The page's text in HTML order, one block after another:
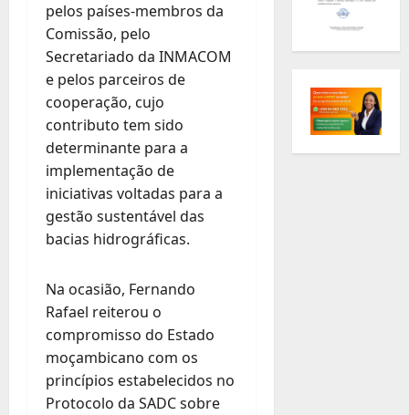
pelos países-membros da
Comissão, pelo
Secretariado da INMACOM
e pelos parceiros de
cooperação, cujo
contributo tem sido
determinante para a
implementação de
iniciativas voltadas para a
gestão sustentável das
bacias hidrográficas.
Na ocasião, Fernando
Rafael reiterou o
compromisso do Estado
moçambicano com os
princípios estabelecidos no
Protocolo da SADC sobre